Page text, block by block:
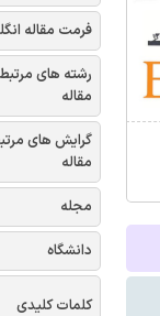
فرمت مقاله
رشته های
مقاله
گرایش های
مقاله
مجله
دانشگاه
کلمات کلیدی